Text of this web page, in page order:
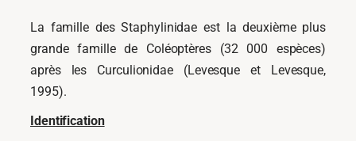
La famille des Staphylinidae est la deuxième plus
grande famille de Coléoptères (32 000 espèces)
après les Curculionidae (Levesque et Levesque,
1995).
Identification